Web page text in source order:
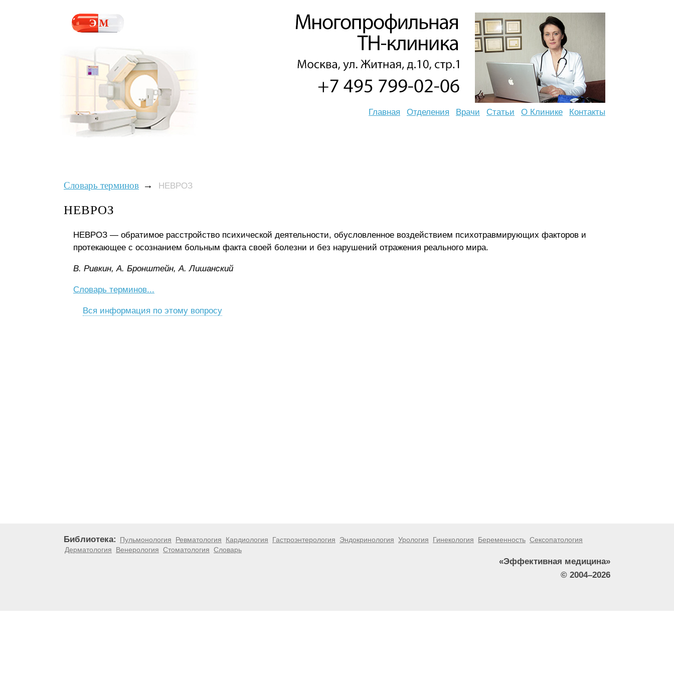
Главная Отделения Врачи Статьи О Клинике Контакты
Словарь терминов → НЕВРОЗ
НЕВРОЗ
НЕВРОЗ — обратимое расстройство психической деятельности, обусловленное воздействием психотравмирующих факторов и
протекающее с осознанием больным факта своей болезни и без нарушений отражения реального мира.
B. Pивкин, A. Бpoнштeйн, A. Лишaнcкий
Словарь терминов...
Вся информация по этому вопросу
Библиотека: Пульмонология Ревматология Кардиология Гастроэнтерология Эндокринология Урология Гинекология Беременность Сексопатология
Дерматология
Венерология Стоматология Словарь
«Эффективная медицина»
© 2004–2026